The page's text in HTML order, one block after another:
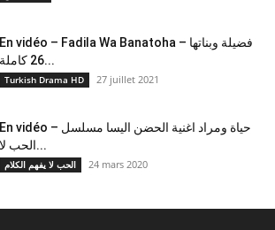
En vidéo – Fadila Wa Banatoha – فضيلة وبناتها
26 كاملة...
Turkish Drama HD 27 juillet 2021
En vidéo – حياة ومراد اغنية الحضن اليسا مسلسل
الحب لا...
الحب لا يفهم الكلام 24 mars 2020